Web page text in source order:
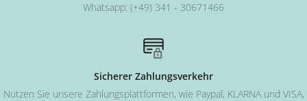
Whatsapp: (+49) 341 - 30671466
Sicherer Zahlungsverkehr
Nutzen Sie unsere Zahlungsplattformen, wie Paypal, KLARNA und VISA,